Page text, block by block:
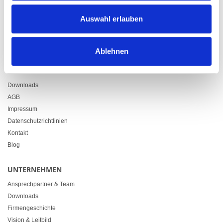
Auswahl erlauben
Ablehnen
+41 71 914 84 84
Downloads
AGB
Impressum
Datenschutzrichtlinien
Kontakt
Blog
UNTERNEHMEN
Ansprechpartner & Team
Downloads
Firmengeschichte
Vision & Leitbild